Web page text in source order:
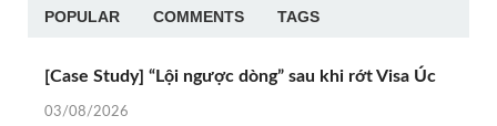
POPULAR COMMENTS TAGS
[Case Study] “Lội ngược dòng” sau khi rớt Visa Úc
03/08/2026